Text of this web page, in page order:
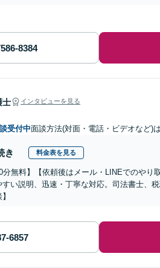
士 インタビューを見る
受付中面談方法(対面・電話・ビデオなど)
き 料金表を見る
分無料】【依頼後はメール・LINEでのや
すい説明、迅速・丁寧な対応。司法書士、